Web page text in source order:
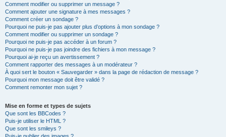
Comment modifier ou supprimer un message ?
Comment ajouter une signature à mes messages ?
Comment créer un sondage ?
Pourquoi ne puis-je pas ajouter plus d’options à mon sondage ?
Comment modifier ou supprimer un sondage ?
Pourquoi ne puis-je pas accéder à un forum ?
Pourquoi ne puis-je pas joindre des fichiers à mon message ?
Pourquoi ai-je reçu un avertissement ?
Comment rapporter des messages à un modérateur ?
À quoi sert le bouton « Sauvegarder » dans la page de rédaction de message ?
Pourquoi mon message doit être validé ?
Comment remonter mon sujet ?
Mise en forme et types de sujets
Que sont les BBCodes ?
Puis-je utiliser le HTML ?
Que sont les smileys ?